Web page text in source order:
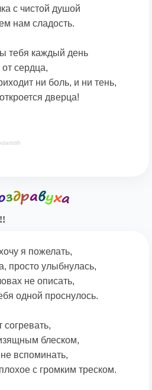
с чистой душой
нам сладость.
тебя каждый день
сердца,
ни боль, и ни тень,
дверца!
я пожелать,
просто улыбнулась,
не описать,
одной проснулось.
блеском,
вспоминать,
с громким треском.